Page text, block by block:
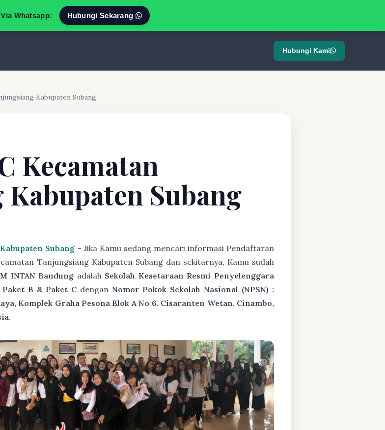
Whatsapp: Hubungi Sekarang
Hubungi Kami
Kabupaten Subang
Kecamatan
Subang
Subang - Jika Kamu sedang mencari informasi Pendaftaran
Tanjungsiang Kabupaten Subang dan sekitarnya, Kamu sudah
INTAN Bandung adalah Sekolah Kesetaraan Resmi Penyelenggara
B & Paket Cdengan Nomor Pokok Sekolah Nasional (NPSN) :
Komplek Graha Pesona Blok A No 6, Cisaranten Wetan, Cinambo,
.